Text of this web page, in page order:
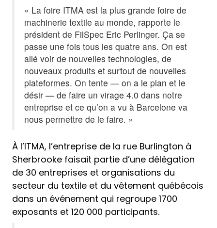
« La foire ITMA est la plus grande foire de
machinerie textile au monde, rapporte le
président de FilSpec Eric Perlinger. Ça se
passe une fois tous les quatre ans. On est
allé voir de nouvelles technologies, de
nouveaux produits et surtout de nouvelles
plateformes. On tente — on a le plan et le
désir — de faire un virage 4.0 dans notre
entreprise et ce qu’on a vu à Barcelone va
nous permettre de le faire. »
À l’ITMA, l’entreprise de la rue Burlington à
Sherbrooke faisait partie d’une délégation
de 30 entreprises et organisations du
secteur du textile et du vêtement québécois
dans un événement qui regroupe 1700
exposants et 120 000 participants.